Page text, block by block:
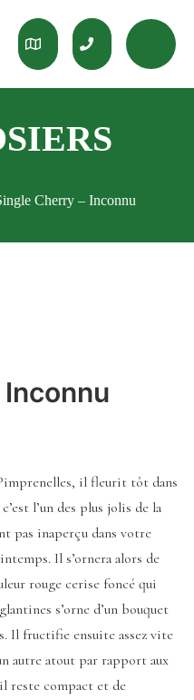
Cherry – Inconnu
il fleurit tôt dans
l’un des plus jolis de la
pas inaperçu dans votre
Il s’ornera alors de
rouge cerise foncé qui
s’orne d’un bouquet
Il fructifie ensuite assez vite
autre atout par rapport aux
reste compact et de